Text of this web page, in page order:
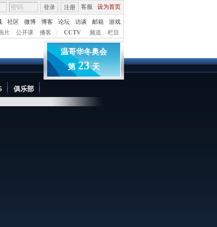
客服 设为首页
登录 注册
社区 微博 博客 论坛 访谈 邮箱
游戏
片
公开课 播客 CCTV 频道 栏目
温哥华冬奥会
第 23 天
俱乐部